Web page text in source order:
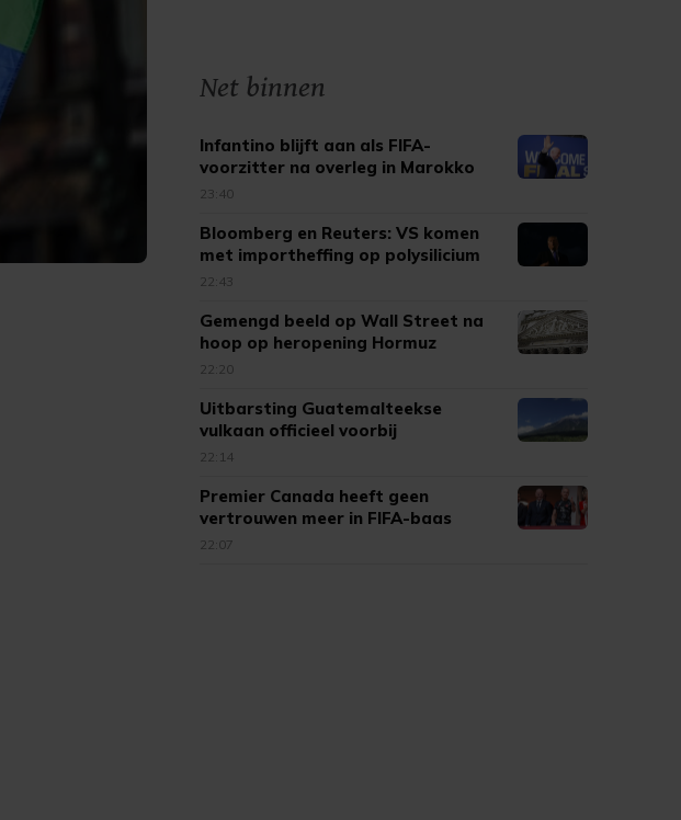
Net binnen
Infantino blijft aan als FIFA-
voorzitter na overleg in Marokko
23:40
Bloomberg en Reuters: VS komen
met importheffing op polysilicium
22:43
Gemengd beeld op Wall Street na
hoop op heropening Hormuz
22:20
Uitbarsting Guatemalteekse
vulkaan officieel voorbij
22:14
Premier Canada heeft geen
vertrouwen meer in FIFA-baas
Infantino
22:07